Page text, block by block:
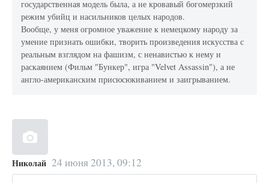
государственная модель была, а не кровавый богомерзкий
режим убийц и насильников целых народов.
Вообще, у меня огромное уважение к немецкому народу за
умение признать ошибки, творить произведения искусства с
реальным взглядом на фашизм, с ненавистью к нему и
раскаянием (Фильм "Бункер", игра "Velvet Assassin"), а не
англо-американским присюсюкиванием и заигрыванием.
Николай 24 июня 2013, 09:12